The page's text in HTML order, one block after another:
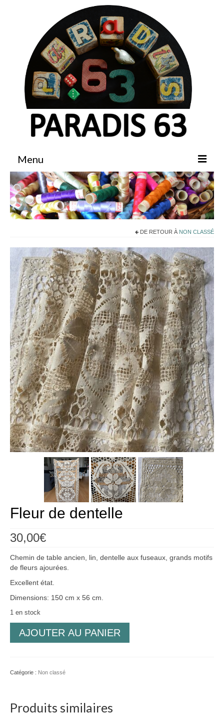
Menu
Accueil
Boutique
Déco
Mobilier
Vaisselle ancienne
Jouets anciens
Tissus
Patchwork
Mercerie
Dressing
Linge ancien
Ephemera
Créations
Soldes
À propos
Blog
Galerie
0,00€
DE RETOUR À NON CLASSÉ
Fleur de dentelle
30,00€
Chemin de table ancien, lin, dentelle aux fuseaux, grands motifs
de fleurs ajourées.
Excellent état.
Dimensions: 150 cm x 56 cm.
1 en stock
AJOUTER AU PANIER
Catégorie : Non classé
Produits similaires